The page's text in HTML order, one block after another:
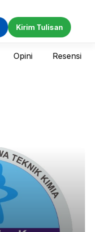
Kirim Tulisan
Opini Resensi